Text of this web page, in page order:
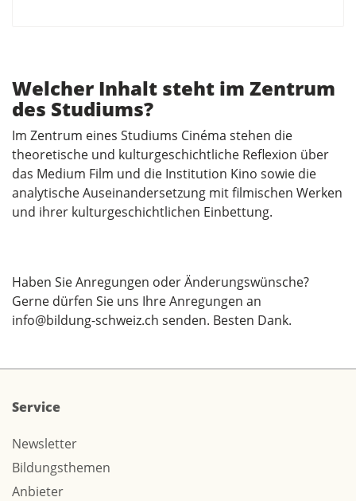
Welcher Inhalt steht im Zentrum
des Studiums?
Im Zentrum eines Studiums Cinéma stehen die
theoretische und kulturgeschichtliche Reflexion über
das Medium Film und die Institution Kino sowie die
analytische Auseinandersetzung mit filmischen Werken
und ihrer kulturgeschichtlichen Einbettung.
Haben Sie Anregungen oder Änderungswünsche?
Gerne dürfen Sie uns Ihre Anregungen an
info@bildung-schweiz.ch senden. Besten Dank.
Service
Newsletter
Bildungsthemen
Anbieter